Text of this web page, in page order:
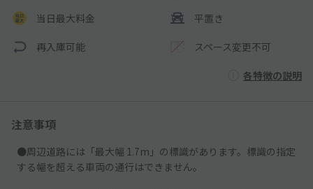
当日最大料金 平置き
再入庫可能 スペース変更不可
各特徴の説明
注意事項
●周辺道路には「最大幅 1.7m」の標識があります。標識の指定
する幅を超える車両の通行はできません。